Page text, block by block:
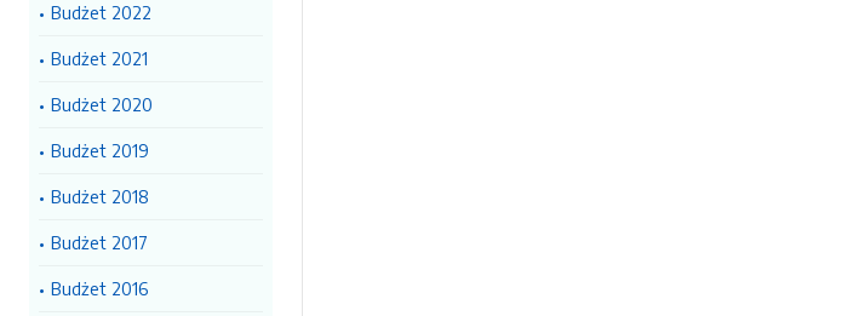
Budżet 2022
Budżet 2021
Budżet 2020
Budżet 2019
Budżet 2018
Budżet 2017
Budżet 2016